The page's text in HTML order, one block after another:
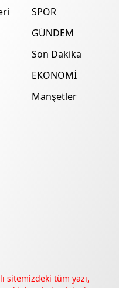
SPOR
GÜNDEM
Son Dakika
EKONOMİ
Manşetler
sitemizdeki tüm yazı,